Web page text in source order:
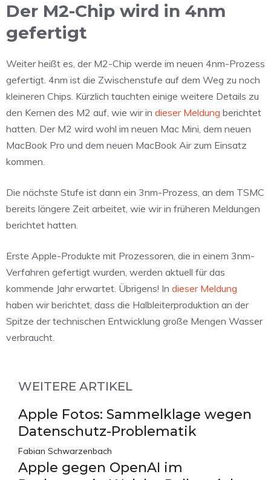
Der M2-Chip wird in 4nm
gefertigt
Weiter heißt es, der M2-Chip werde im neuen 4nm-Prozess
gefertigt. 4nm ist die Zwischenstufe auf dem Weg zu noch
kleineren Chips. Kürzlich tauchten einige weitere Details zu
den Kernen des M2 auf, wie wir in dieser Meldung berichtet
hatten. Der M2 wird wohl im neuen Mac Mini, dem neuen
MacBook Pro und dem neuen MacBook Air zum Einsatz
kommen.
Die nächste Stufe ist dann ein 3nm-Prozess, an dem TSMC
bereits längere Zeit arbeitet, wie wir in früheren Meldungen
berichtet hatten.
Erste Apple-Produkte mit Prozessoren, die in einem 3nm-
Verfahren gefertigt wurden, werden aktuell für das
kommende Jahr erwartet. Übrigens! In dieser Meldung
haben wir berichtet, dass die Halbleiterproduktion an der
Spitze der technischen Entwicklung große Mengen Wasser
verbraucht.
WEITERE ARTIKEL
Apple Fotos: Sammelklage wegen
Datenschutz-Problematik
Fabian Schwarzenbach
Apple gegen OpenAI im